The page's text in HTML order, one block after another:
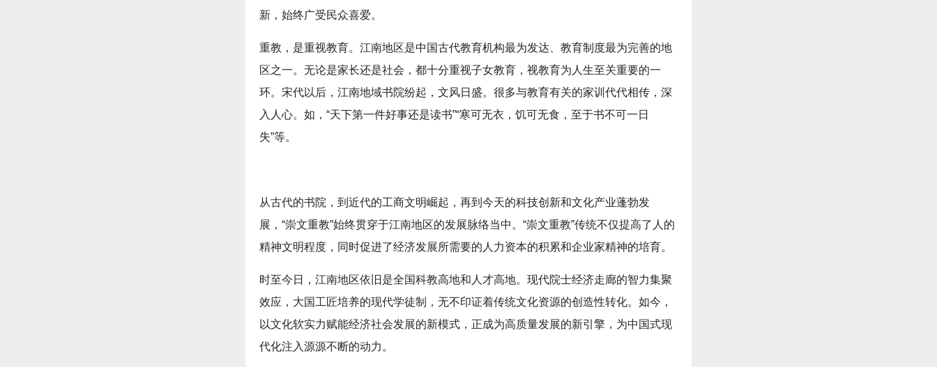
新，始终广受民众喜爱。
重教，是重视教育。江南地区是中国古代教育机构最为发达、教育制度最为完善的地
区之一。无论是家长还是社会，都十分重视子女教育，视教育为人生至关重要的一
环。宋代以后，江南地域书院纷起，文风日盛。很多与教育有关的家训代代相传，深
入人心。如，“天下第一件好事还是读书”“寒可无衣，饥可无食，至于书不可一日
失”等。
从古代的书院，到近代的工商文明崛起，再到今天的科技创新和文化产业蓬勃发
展，“崇文重教”始终贯穿于江南地区的发展脉络当中。“崇文重教”传统不仅提高了人的
精神文明程度，同时促进了经济发展所需要的人力资本的积累和企业家精神的培育。
时至今日，江南地区依旧是全国科教高地和人才高地。现代院士经济走廊的智力集聚
效应，大国工匠培养的现代学徒制，无不印证着传统文化资源的创造性转化。如今，
以文化软实力赋能经济社会发展的新模式，正成为高质量发展的新引擎，为中国式现
代化注入源源不断的动力。